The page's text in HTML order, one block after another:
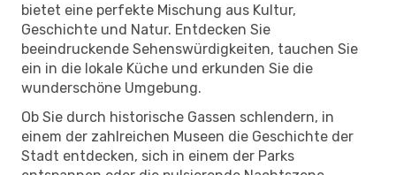
bietet eine perfekte Mischung aus Kultur,
Geschichte und Natur. Entdecken Sie
beeindruckende Sehenswürdigkeiten, tauchen Sie
ein in die lokale Küche und erkunden Sie die
wunderschöne Umgebung.
Ob Sie durch historische Gassen schlendern, in
einem der zahlreichen Museen die Geschichte der
Stadt entdecken, sich in einem der Parks